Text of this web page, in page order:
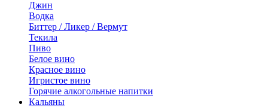
Джин
Водка
Биттер / Ликер / Вермут
Текила
Пиво
Белое вино
Красное вино
Игристое вино
Горячие алкогольные напитки
Кальяны